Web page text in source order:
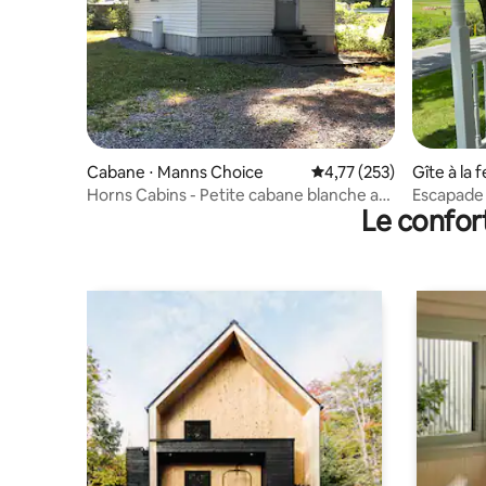
Cabane ⋅ Manns Choice Évaluation moyenne
4,77 (253)
Horns Cabins - Petite cabane blanche au
Gîte à la
Le